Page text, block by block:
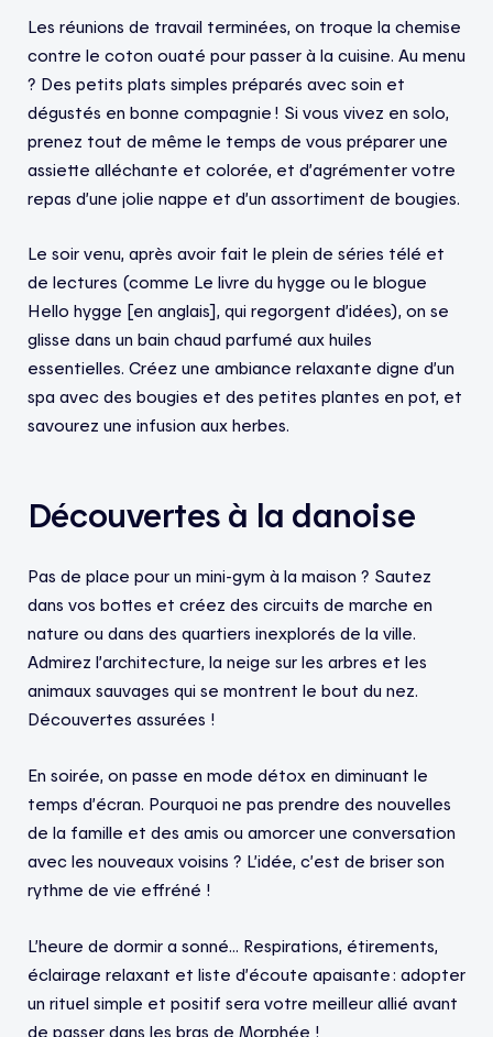
Les réunions de travail terminées, on troque la chemise
contre le coton ouaté pour passer à la cuisine. Au menu
? Des petits plats simples préparés avec soin et
dégustés en bonne compagnie ! Si vous vivez en solo,
prenez tout de même le temps de vous préparer une
assiette alléchante et colorée, et d’agrémenter votre
repas d’une jolie nappe et d’un assortiment de bougies.
Le soir venu, après avoir fait le plein de séries télé et
de lectures (comme Le livre du hygge ou le blogue
Hello hygge [en anglais], qui regorgent d’idées), on se
glisse dans un bain chaud parfumé aux huiles
essentielles. Créez une ambiance relaxante digne d’un
spa avec des bougies et des petites plantes en pot, et
savourez une infusion aux herbes.
Découvertes à la danoise
Pas de place pour un mini-gym à la maison ? Sautez
dans vos bottes et créez des circuits de marche en
nature ou dans des quartiers inexplorés de la ville.
Admirez l’architecture, la neige sur les arbres et les
animaux sauvages qui se montrent le bout du nez.
Découvertes assurées !
En soirée, on passe en mode détox en diminuant le
temps d’écran. Pourquoi ne pas prendre des nouvelles
de la famille et des amis ou amorcer une conversation
avec les nouveaux voisins ? L’idée, c’est de briser son
rythme de vie effréné !
L’heure de dormir a sonné… Respirations, étirements,
éclairage relaxant et liste d’écoute apaisante : adopter
un rituel simple et positif sera votre meilleur allié avant
de passer dans les bras de Morphée !